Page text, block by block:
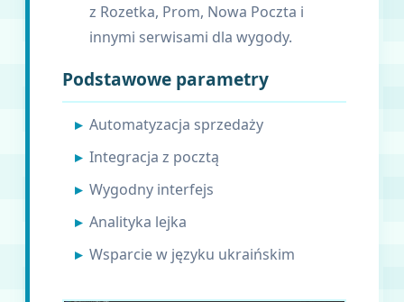
z Rozetka, Prom, Nowa Poczta i
innymi serwisami dla wygody.
Podstawowe parametry
Automatyzacja sprzedaży
Integracja z pocztą
Wygodny interfejs
Analityka lejka
Wsparcie w języku ukraińskim